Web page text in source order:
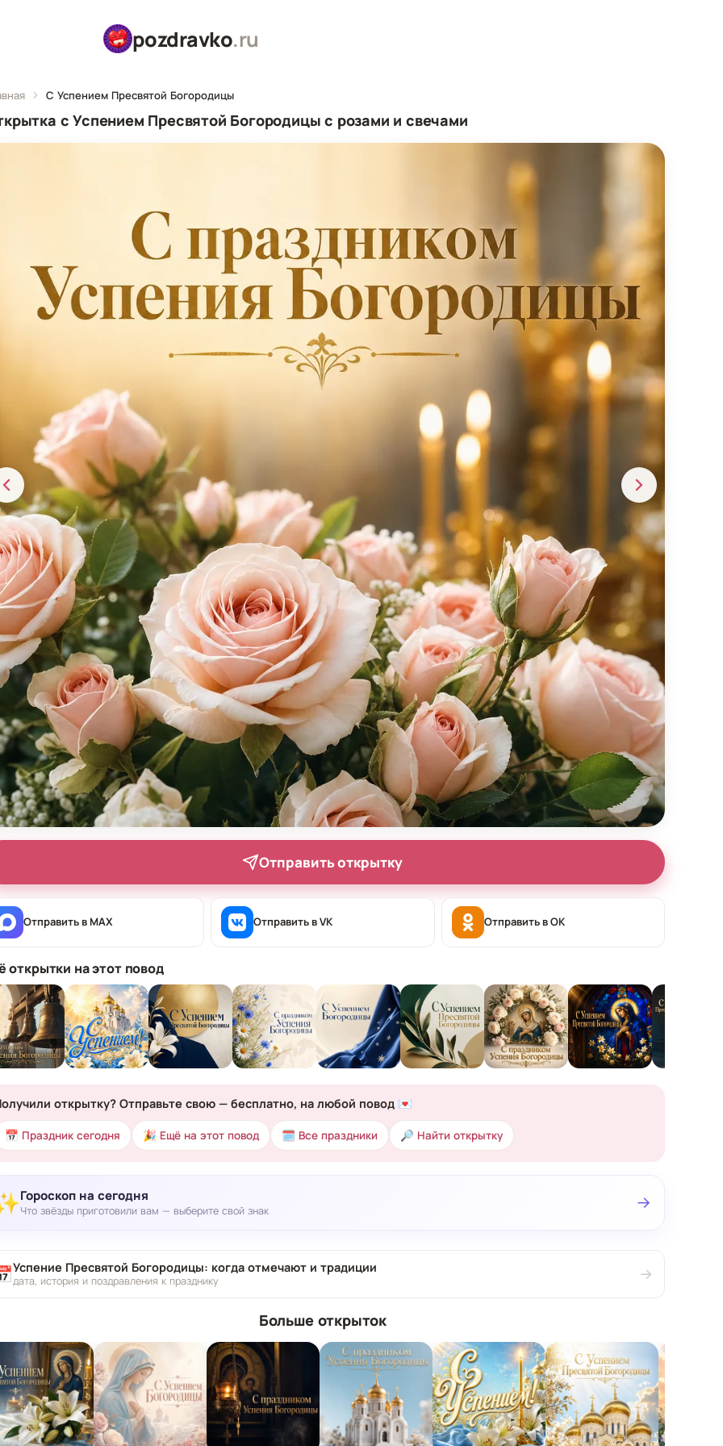
pozdravko.ru
С Успением Пресвятой Богородицы
с Успением Пресвятой Богородицы с розами и свечами
Отправить открытку
Отправить в MAX Отправить в VK Отправить в OK
открытки на этот повод
открытку? Отправьте свою — бесплатно, на любой повод 💌
📅 Праздник сегодня 🎉 Ещё на этот повод 🗓 Все праздники 🔎 Найти открытку
Гороскоп на сегодня
Что звёзды приготовили вам — выберите свой знак →
Успение Пресвятой Богородицы: когда отмечают и традиции
дата, история и поздравления к празднику →
Больше открыток